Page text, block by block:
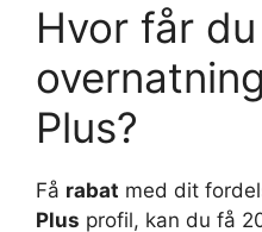
Hvor får
Plus?
Få rabat med dit
Plus profil, kan du få